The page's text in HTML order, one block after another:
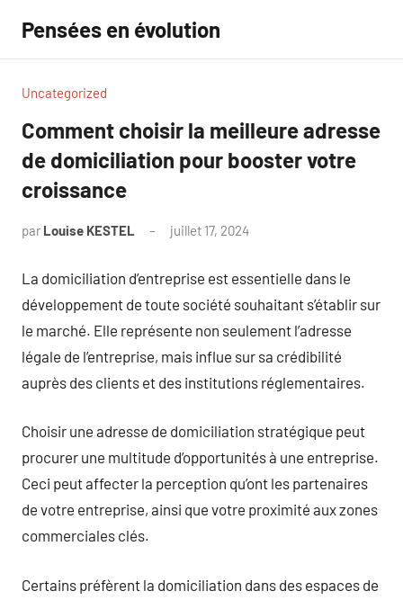
contenu
Pensées en évolution
Uncategorized
Comment choisir la meilleure adresse
de domiciliation pour booster votre
croissance
par Louise KESTEL juillet 17, 2024
La domiciliation d’entreprise est essentielle dans le
développement de toute société souhaitant s’établir sur
le marché. Elle représente non seulement l’adresse
légale de l’entreprise, mais influe sur sa crédibilité
auprès des clients et des institutions réglementaires.
Choisir une adresse de domiciliation stratégique peut
procurer une multitude d’opportunités à une entreprise.
Ceci peut affecter la perception qu’ont les partenaires
de votre entreprise, ainsi que votre proximité aux zones
commerciales clés.
Certains préfèrent la domiciliation dans des espaces de